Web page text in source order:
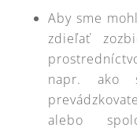
Aby sme
zdieľať
napr. ako
alebo